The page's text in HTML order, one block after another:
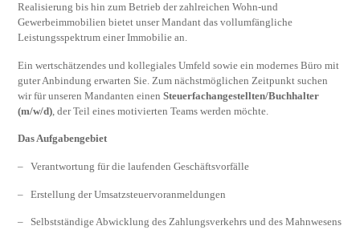
Realisierung bis hin zum Betrieb der zahlreichen Wohn-und
Gewerbeimmobilien bietet unser Mandant das vollumfängliche
Leistungsspektrum einer Immobilie an.
Ein wertschätzendes und kollegiales Umfeld sowie ein modernes Büro mit
guter Anbindung erwarten Sie. Zum nächstmöglichen Zeitpunkt suchen
wir für unseren Mandanten einenSteuerfachangestellten/Buchhalter
(m/w/d) , der Teil eines motivierten Teams werden möchte.
Das Aufgabengebiet
– Verantwortung für die laufenden Geschäftsvorfälle
– Erstellung der Umsatzsteuervoranmeldungen
– Selbstständige Abwicklung des Zahlungsverkehrs und des Mahnwesens